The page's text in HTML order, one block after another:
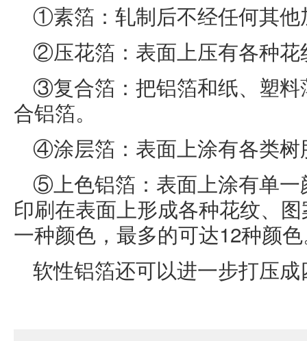
①素箔：轧制后不经任何其
②压花箔：表面上压有各种花
③复合箔：把铝箔和纸、塑
合铝箔。
④涂层箔：表面上涂有各类树
⑤上色铝箔：表面上涂有单
印刷在表面上形成各种花纹、
一种颜色，最多的可达12种颜
软性铝箔还可以进一步打压